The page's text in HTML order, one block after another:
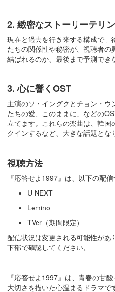
2. 緻密なストーリーテリ
現在と過去を行き来する構成で、
たちの関係性や秘密が、視聴者の
結ばれるのか、最後まで予測でき
3. 心に響くOST
主演のソ・イングクとチョン・
たちの愛、このままに」などの
立てます。​これらの楽曲は、韓国
クインするなど、大きな話題とな
視聴方法
『応答せよ1997』は、以下の配
U-NEXT
Lemino
TVer（期間限定）​
配信状況は変更される可能性があ
下部で確認してください。
『応答せよ1997』は、青春の甘
大切さを描いた心温まるドラマ